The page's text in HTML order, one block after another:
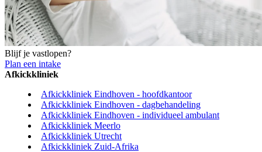
Blijf je vastlopen?
Plan een intake
Afkickkliniek
Afkickkliniek Eindhoven - hoofdkantoor
Afkickkliniek Eindhoven - dagbehandeling
Afkickkliniek Eindhoven - individueel ambulant
Afkickkliniek Meerlo
Afkickkliniek Utrecht
Afkickkliniek Zuid-Afrika